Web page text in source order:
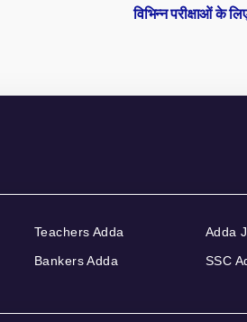
post:
विभिन्न परीक्षाओं के
Teachers Adda
Bankers Adda
Adda
SSC